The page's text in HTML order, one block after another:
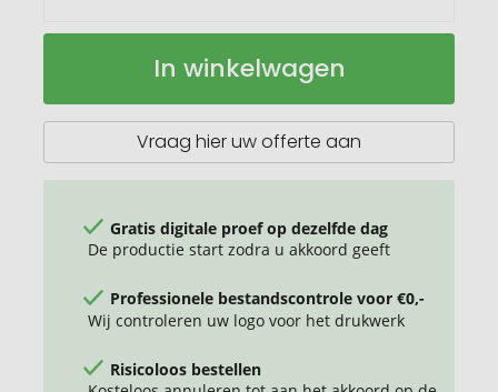
RPP
Lichaam
Op
In winkelwagen
Vraag hier uw offerte aan
Gratis digitale proef op dezelfde dag
De productie start zodra u akkoord geeft
Professionele bestandscontrole voor €0,-
Wij controleren uw logo voor het drukwerk
Risicoloos bestellen